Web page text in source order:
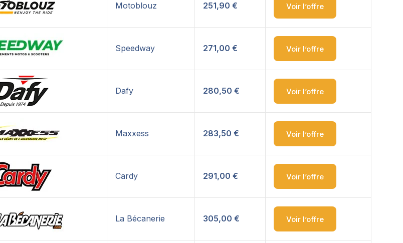
Motoblouz 251,90 € Voir l’offre
Speedway 271,00 € Voir l’offre
Dafy 280,50 € Voir l’offre
Maxxess 283,50 € Voir l’offre
Cardy 291,00 € Voir l’offre
La Bécanerie 305,00 € Voir l’offre